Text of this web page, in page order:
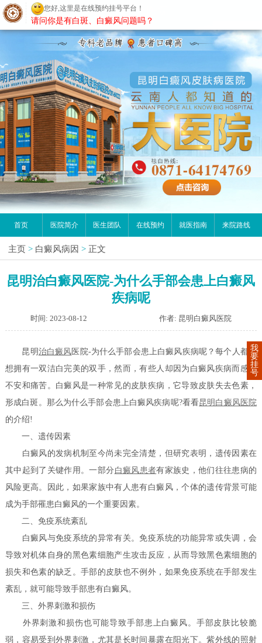
昆明白癜风医院
首页 医院简介 医生团队 在线预约 就医指南 来院路线
主页 > 白癜风病因 > 正文
昆明治白癜风医院-为什么手部会患上白癜风
疾病呢
时间: 2023-08-12 作者: 昆明白癜风医院
昆明治白癜风 医院-为什么手部会患上白癜风疾病呢？每个人都梦
想拥有一双洁白完美的双手，然而，有些人却因为白癜风疾病而感到
不安和痛苦。白癜风是一种常见的皮肤疾病，它导致皮肤失去色素，
形成白斑。那么为什么手部会患上白癜风疾病呢?看看昆明白癜风医院
的介绍!
一、遗传因素
白癜风的发病机制至今尚未完全清楚，但研究表明，遗传因素在
其中起到了关键作用。一部分 白癜风患者有家族史，他们往往患病的
风险更高。因此，如果家族中有人患有白癜风，个体的遗传背景可能
成为手部罹患白癜风的一个重要因素。
二、免疫系统紊乱
白癜风与免疫系统的异常有关。免疫系统的功能异常或失调，会
导致对机体自身的黑色素细胞产生攻击反应，从而导致黑色素细胞的
损失和色素的缺乏。手部的皮肤也不例外，如果免疫系统在手部发生
紊乱，就可能导致手部患有白癜风。
三、外界刺激和损伤
外界刺激和损伤也可能导致手部患上白癜风。手部皮肤比较脆
弱，容易受到外界刺激，尤其是长时间暴露在阳光下。紫外线的照射
我
要
挂
号
您好,这里是在线预约挂号平台！
请问你是有白斑、白癜风问题吗？